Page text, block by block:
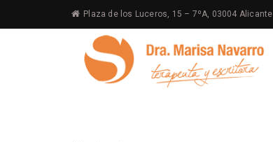
Plaza de los Luceros, 15 – 7ºA, 03004 Alicante